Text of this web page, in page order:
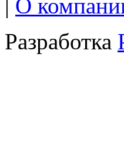
| О
Разработка